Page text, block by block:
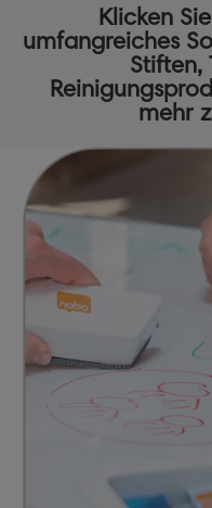
Klicken
umfangreiches
Stiften,
mehr